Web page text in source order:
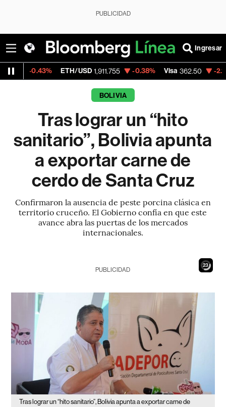
PUBLICIDAD
Ingresar
ETH/USD 1,911.755 -0.38% Visa 362.50 -2.15%
BOLIVIA
Tras lograr un “hito
sanitario”, Bolivia apunta
a exportar carne de
cerdo de Santa Cruz
Confirmaron la ausencia de peste porcina clásica en
territorio cruceño. El Gobierno confía en que este
avance abra las puertas de los mercados
internacionales.
22
PUBLICIDAD
Tras lograr un “hito sanitario”, Bolivia apunta a exportar carne de